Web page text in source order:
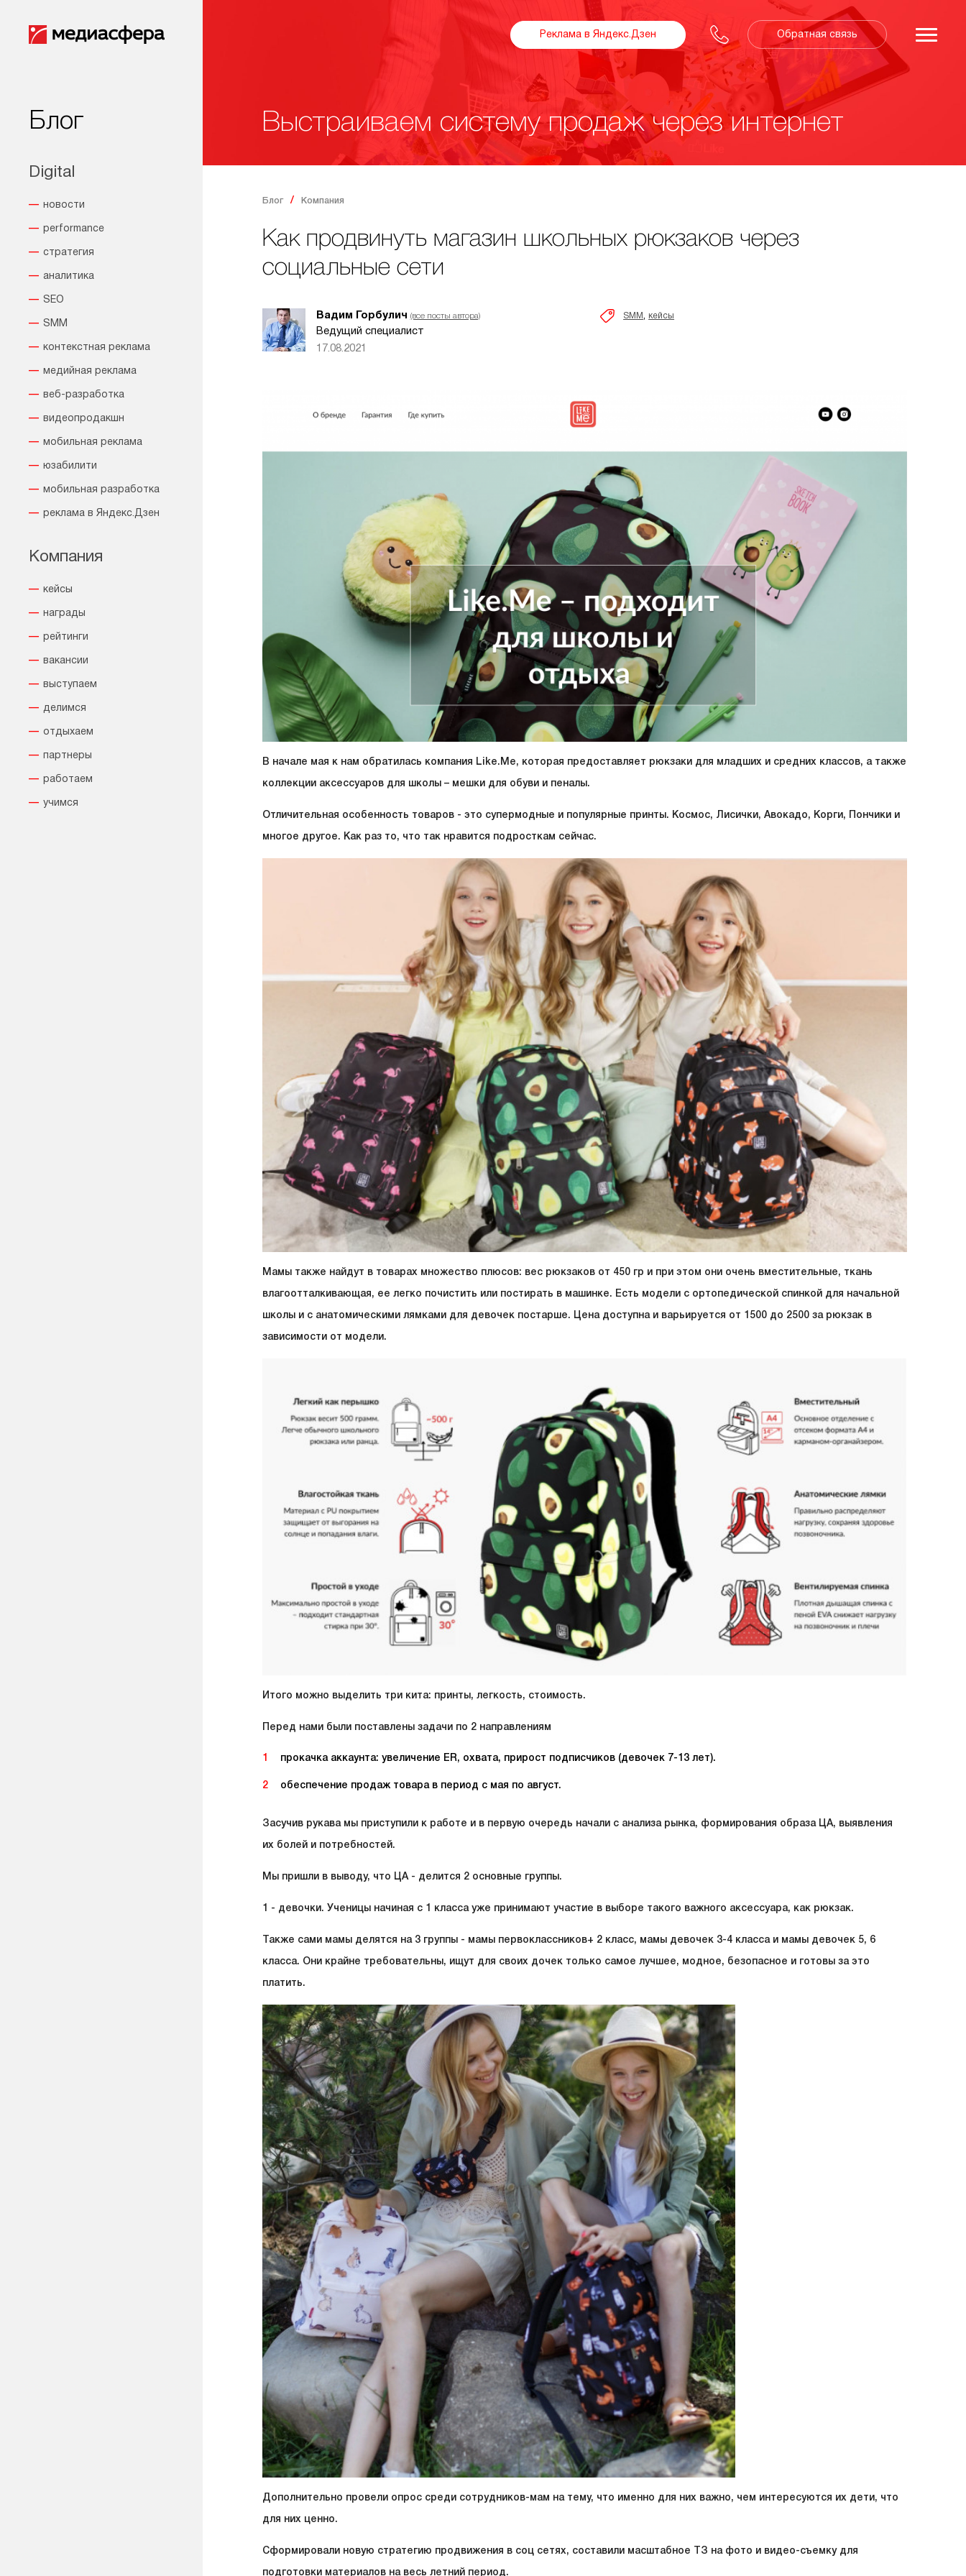
Реклама в Яндекс.Дзен Обратная связь
Блог
Digital
новости
performance
стратегия
аналитика
SEO
SMM
контекстная реклама
медийная реклама
веб-разработка
видеопродакшн
мобильная реклама
юзабилити
мобильная разработка
реклама в Яндекс.Дзен
Компания
кейсы
награды
рейтинги
вакансии
выступаем
делимся
отдыхаем
партнеры
работаем
учимся
Выстраиваем систему продаж через интернет
Блог Компания
Как продвинуть магазин школьных рюкзаков через
социальные сети
Вадим Горбулич (все посты автора)
Ведущий специалист
17.08.2021
SMM, кейсы
В начале мая к нам обратилась компания Like.Me, которая предоставляет рюкзаки для младших и средних классов, а также
коллекции аксессуаров для школы – мешки для обуви и пеналы.
Отличительная особенность товаров - это супермодные и популярные принты. Космос, Лисички, Авокадо, Корги, Пончики и
многое другое. Как раз то, что так нравится подросткам сейчас.
Мамы также найдут в товарах множество плюсов: вес рюкзаков от 450 гр и при этом они очень вместительные, ткань
влагоотталкивающая, ее легко почистить или постирать в машинке. Есть модели с ортопедической спинкой для начальной
школы и с анатомическими лямками для девочек постарше. Цена доступна и варьируется от 1500 до 2500 за рюкзак в
зависимости от модели.
Итого можно выделить три кита: принты, легкость, стоимость.
Перед нами были поставлены задачи по 2 направлениям
прокачка аккаунта: увеличение ER, охвата, прирост подписчиков (девочек 7-13 лет).
обеспечение продаж товара в период с мая по август.
Засучив рукава мы приступили к работе и в первую очередь начали с анализа рынка, формирования образа ЦА, выявления
их болей и потребностей.
Мы пришли в выводу, что ЦА - делится 2 основные группы.
1 - девочки. Ученицы начиная с 1 класса уже принимают участие в выборе такого важного аксессуара, как рюкзак.
Также сами мамы делятся на 3 группы - мамы первоклассников+ 2 класс, мамы девочек 3-4 класса и мамы девочек 5, 6
класса. Они крайне требовательны, ищут для своих дочек только самое лучшее, модное, безопасное и готовы за это
платить.
Дополнительно провели опрос среди сотрудников-мам на тему, что именно для них важно, чем интересуются их дети, что
для них ценно.
Сформировали новую стратегию продвижения в соц сетях, составили масштабное ТЗ на фото и видео-съемку для
подготовки материалов на весь летний период.